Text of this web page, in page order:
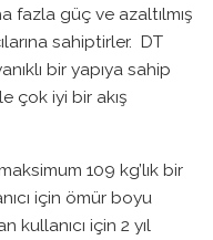
fazla güç ve azaltılmış
sahiptirler. DT
bir yapıya sahip
çok iyi bir akış
109 kg’lık bir
için ömür boyu
kullanıcı için 2 yıl